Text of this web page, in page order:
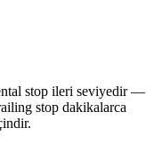
stop ileri seviyedir —
stop dakikalarca